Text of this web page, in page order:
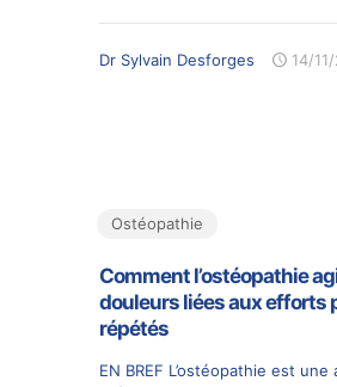
Dr Sylvain Desforges 14/
Ostéopathie
Comment l’ostéopathie
douleurs liées aux efforts
répétés
EN BREF L’ostéopathie est une